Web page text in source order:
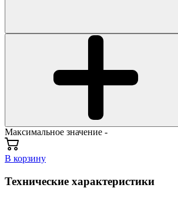
Максимальное значение -
В корзину
Технические характеристики